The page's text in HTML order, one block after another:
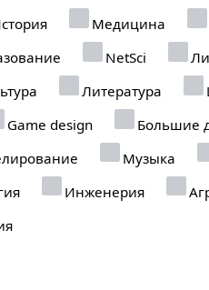
Медицина
NetSci
Литература
Game design Большие
Музыка
Инженерия